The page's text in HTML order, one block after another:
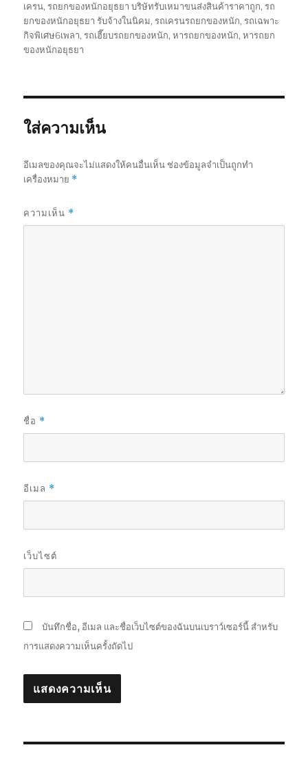
เครน,รถยกของหนักอยุธยา บริษัทรับเหมาขนส่งสินค้าราคาถูก,รถ
ยกของหนักอยุธยา รับจ้างในนิคม,รถเครนรถยกของหนัก,รถเฉพาะ
กิจพิเศษ6เพลา,รถเฮี๊ยบรถยกของหนัก,หารถยกของหนัก,หารถยก
ของหนักอยุธยา
ใส่ความเห็น
อีเมลของคุณจะไม่แสดงให้คนอื่นเห็น ช่องข้อมูลจำเป็นถูกทำ
เครื่องหมาย *
ความเห็น *
ชื่อ *
อีเมล *
เว็บไซต์
บันทึกชื่อ, อีเมล และชื่อเว็บไซต์ของฉันบนเบราว์เซอร์นี้ สำหรับ
การแสดงความเห็นครั้งถัดไป